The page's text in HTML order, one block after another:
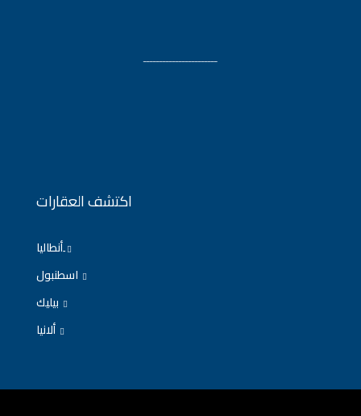
ـــــــــــــــــــــــ
اكتشف العقارات
ِأنطاليا
اسطنبول
بيليك
ألانيا